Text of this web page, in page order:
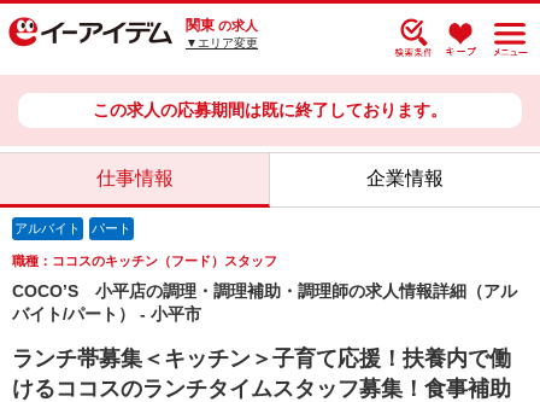
関東 の求人
▼エリア変更
この求人の応募期間は既に終了しております。
仕事情報 企業情報
アルバイト パート
職種：ココスのキッチン（フード）スタッフ
COCO’S 小平店の調理・調理補助・調理師の求人情報詳細（アル
バイト/パート） - 小平市
ランチ帯募集＜キッチン＞子育て応援！扶養内で働
けるココスのランチタイムスタッフ募集！食事補助